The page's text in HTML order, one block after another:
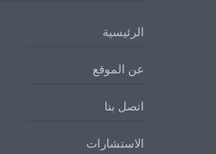
الرئيسية
عن الموقع
اتصل بنا
الاستشارات